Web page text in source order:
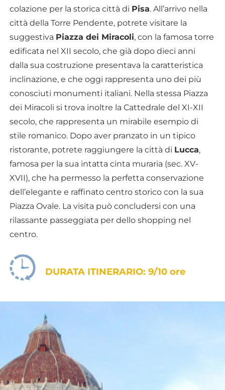
colazione per la storica città di Pisa. All’arrivo nella
città della Torre Pendente, potrete visitare la
suggestiva Piazza dei Miracoli, con la famosa torre
edificata nel XII secolo, che già dopo dieci anni
dalla sua costruzione presentava la caratteristica
inclinazione, e che oggi rappresenta uno dei più
conosciuti monumenti italiani. Nella stessa Piazza
dei Miracoli si trova inoltre la Cattedrale del XI-XII
secolo, che rappresenta un mirabile esempio di
stile romanico. Dopo aver pranzato in un tipico
ristorante, potrete raggiungere la città di Lucca,
famosa per la sua intatta cinta muraria (sec. XV-
XVII), che ha permesso la perfetta conservazione
dell’elegante e raffinato centro storico con la sua
Piazza Ovale. La visita può concludersi con una
rilassante passeggiata per dello shopping nel
centro.
DURATA ITINERARIO: 9/10 ore